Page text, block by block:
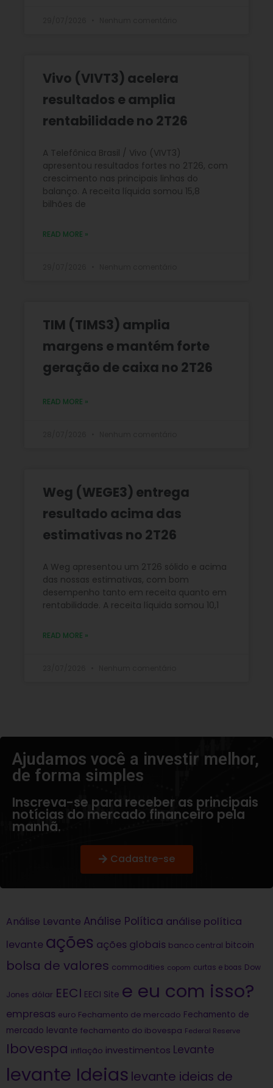
Vivo (VIVT3) acelera
resultados e amplia
rentabilidade no 2T26
A Telefônica Brasil / Vivo (VIVT3)
apresentou resultados fortes no 2T26, com
crescimento nas principais linhas do
balanço. A receita líquida somou 15,8
bilhões de
READ MORE »
TIM (TIMS3) amplia
margens e mantém forte
geração de caixa no 2T26
READ MORE »
Weg (WEGE3) entrega
resultado acima das
estimativas no 2T26
A Weg apresentou um 2T26 sólido e acima
das nossas estimativas, com bom
desempenho tanto em receita quanto em
rentabilidade. A receita líquida somou 10,1
READ MORE »
Ajudamos você a investir melhor,
de forma simples​
Inscreva-se para receber as principais
notícias do mercado financeiro pela
manhã.
Cadastre-se
Análise Levante Análise Política análise política
levante ações ações globais banco central bitcoin
bolsa de valores commodities copom curtas e boas Dow
Jones dólar EECI EECI Site e eu com isso?
empresas euro Fechamento de mercado Fechamento de
mercado levante fechamento do ibovespa Federal Reserve
Ibovespa inflação investimentos Levante
levante Ideias levante ideias de